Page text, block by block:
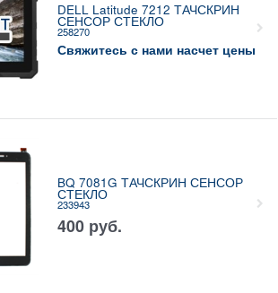
DELL Latitude 7212 ТАЧСКРИН
СЕНСОР СТЕКЛО
258270
Свяжитесь с нами насчет цены
BQ 7081G ТАЧСКРИН СЕНСОР
СТЕКЛО
233943
400 руб.